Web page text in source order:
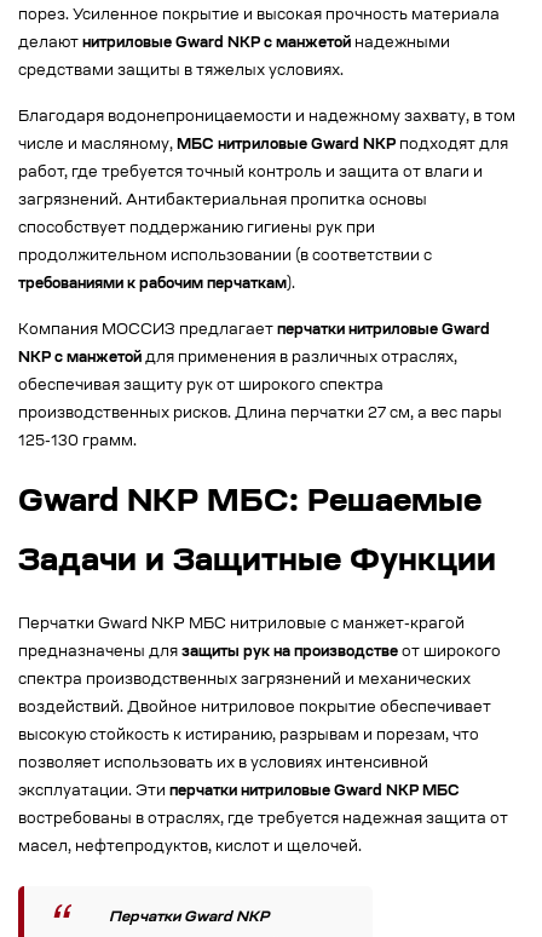
порез. Усиленное покрытие и высокая прочность материала
делают нитриловые Gward NKP с манжетой надежными
средствами защиты в тяжелых условиях.
Благодаря водонепроницаемости и надежному захвату, в том
числе и масляному, МБС нитриловые Gward NKP подходят для
работ, где требуется точный контроль и защита от влаги и
загрязнений. Антибактериальная пропитка основы
способствует поддержанию гигиены рук при
продолжительном использовании (в соответствии с
требованиями к рабочим перчаткам).
Компания МОССИЗ предлагает перчатки нитриловые Gward
NKP с манжетой для применения в различных отраслях,
обеспечивая защиту рук от широкого спектра
производственных рисков. Длина перчатки 27 см, а вес пары
125-130 грамм.
Gward NKP МБС: Решаемые
Задачи и Защитные Функции
Перчатки Gward NKP МБС нитриловые с манжет-крагой
предназначены для защиты рук на производстве от широкого
спектра производственных загрязнений и механических
воздействий. Двойное нитриловое покрытие обеспечивает
высокую стойкость к истиранию, разрывам и порезам, что
позволяет использовать их в условиях интенсивной
эксплуатации. Эти перчатки нитриловые Gward NKP МБС
востребованы в отраслях, где требуется надежная защита от
масел, нефтепродуктов, кислот и щелочей.
Перчатки Gward NKP